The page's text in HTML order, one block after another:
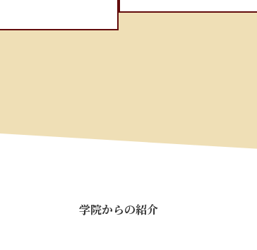
学院からの紹介